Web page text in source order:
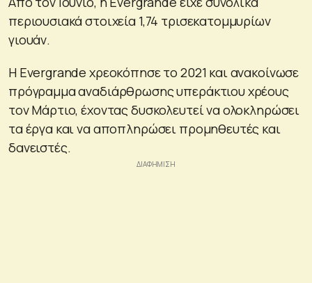
περιουσιακά στοιχεία 1,74 τρισεκατομμυρίων
γιουάν.
Η Evergrande χρεοκόπησε το 2021 και ανακοίνωσε
πρόγραμμα αναδιάρθρωσης υπεράκτιου χρέους
τον Μάρτιο, έχοντας δυσκολευτεί να ολοκληρώσει
τα έργα και να αποπληρώσει προμηθευτές και
δανειστές.